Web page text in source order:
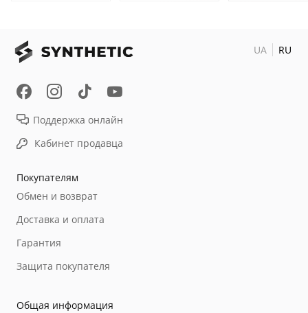
Покупателям
Обмен и возврат
Доставка и оплата
Гарантия
Защита покупателя
Общая информация
Поддержка онлайн
Кабинет продавца
UA RU